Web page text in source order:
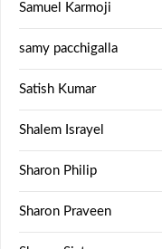
Samuel Karmoji
samy pacchigalla
Satish Kumar
Shalem Israyel
Sharon Philip
Sharon Praveen